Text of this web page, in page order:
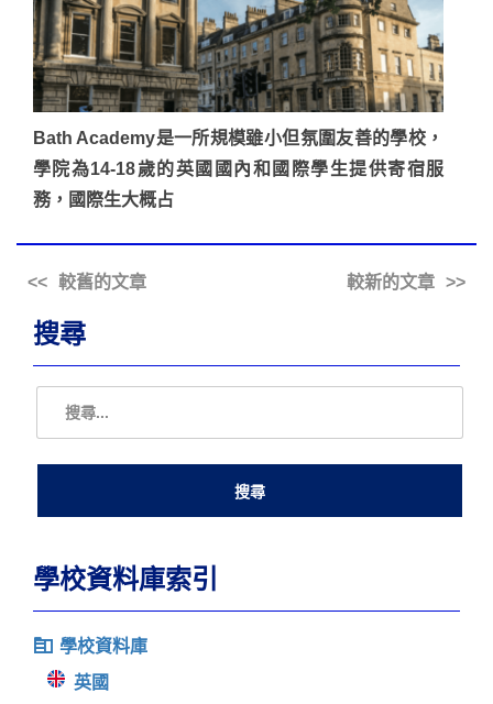
Bath Academy是一所規模雖小但氛圍友善的學校，
學院為14-18歲的英國國內和國際學生提供寄宿服
務，國際生大概占
較舊的文章 較新的文章
搜尋
學校資料庫索引
學校資料庫
英國